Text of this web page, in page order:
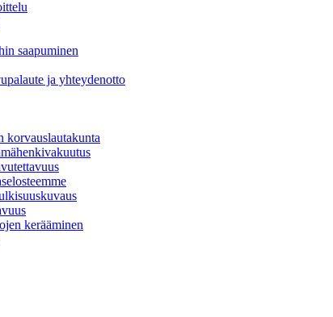
saapuminen
ja yhteydenotto
korvauslautakunta
kerääminen